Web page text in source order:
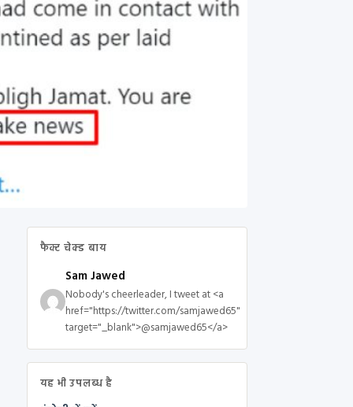
फैक्ट चेक्ड बाय
Sam Jawed
Nobody's cheerleader, I tweet at <a
href="https://twitter.com/samjawed65"
target="_blank">@samjawed65</a>
यह भी उपलब्ध है